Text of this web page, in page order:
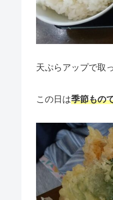
天ぷらアップで取
この日は季節もの